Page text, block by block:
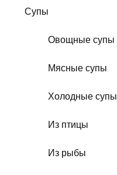
Супы
Овощные супы
Мясные супы
Холодные супы
Из птицы
Из рыбы